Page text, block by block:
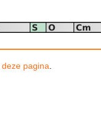
deze pagina